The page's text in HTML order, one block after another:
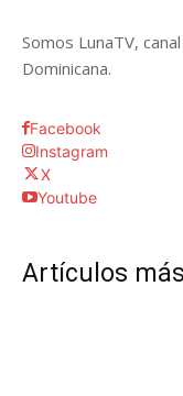
Somos LunaTV,
Dominicana.
Facebook
Instagram
X
Youtube
Artículos